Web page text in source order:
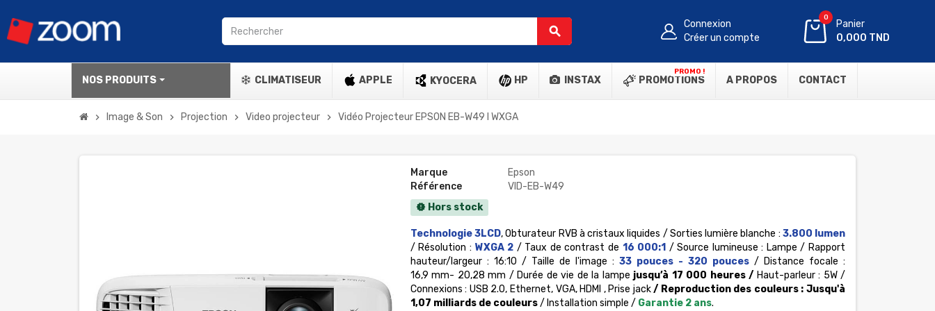
search
Connexion
Créer un compte
0
Panier
0,000 TND
NOS PRODUITS CLIMATISEUR APPLE KYOCERA HP INSTAX PROMOTIONS
PROMO !
A PROPOS CONTACT
chevron_right Image & Son chevron_right Projection chevron_right Video projecteur chevron_right Vidéo Projecteur EPSON EB-W49 l WXGA
Marque
Epson
Référence
VID-EB-W49
new_releases Hors stock
Technologie 3LCD, Obturateur RVB à cristaux liquides / Sorties lumière blanche : 3.800 lumen
/ Résolution : WXGA 2 / Taux de contrast de 16 000:1 / Source lumineuse : Lampe / Rapport
hauteur/largeur : 16:10 / Taille de l'image : 33 pouces - 320 pouces/ Distance focale :
16,9 mm- 20,28 mm / Durée de vie de la lampe jusqu’à 17 000 heures / Haut-parleur : 5W /
Connexions : USB 2.0, Ethernet, VGA, HDMI , Prise jack/ Reproduction des couleurs : Jusqu'à
1,07 milliards de couleurs/ Installation simple / Garantie2 ans.